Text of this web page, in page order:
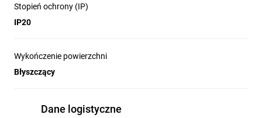
Stopień ochrony (IP)
IP20
Wykończenie powierzchni
Błyszczący
Dane logistyczne